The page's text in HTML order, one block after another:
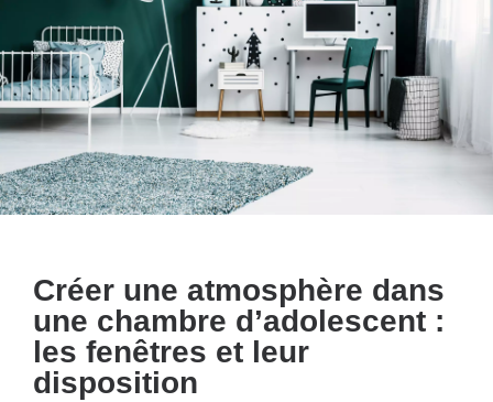
Créer une atmosphère dans
une chambre d’adolescent :
les fenêtres et leur
disposition